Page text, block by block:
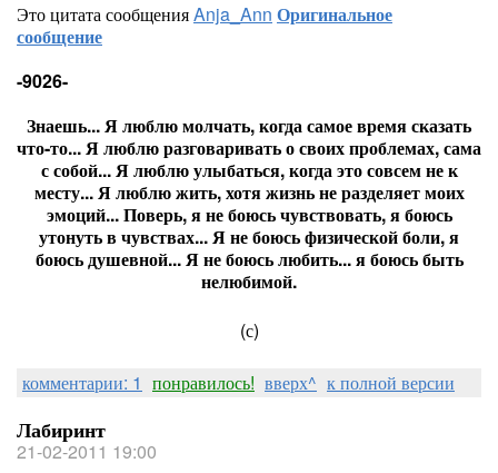
Это цитата сообщенияAnja_Ann Оригинальное
сообщение
-9026-
Знаешь... Я люблю молчать, когда самое время сказать
что-то... Я люблю разговаривать о своих проблемах, сама
с собой... Я люблю улыбаться, когда это совсем не к
месту... Я люблю жить, хотя жизнь не разделяет моих
эмоций... Поверь, я не боюсь чувствовать, я боюсь
утонуть в чувствах... Я не боюсь физической боли, я
боюсь душевной... Я не боюсь любить... я боюсь быть
нелюбимой.
(с)
комментарии: 1 понравилось! вверх^ к полной версии
Лабиринт
21-02-2011 19:00